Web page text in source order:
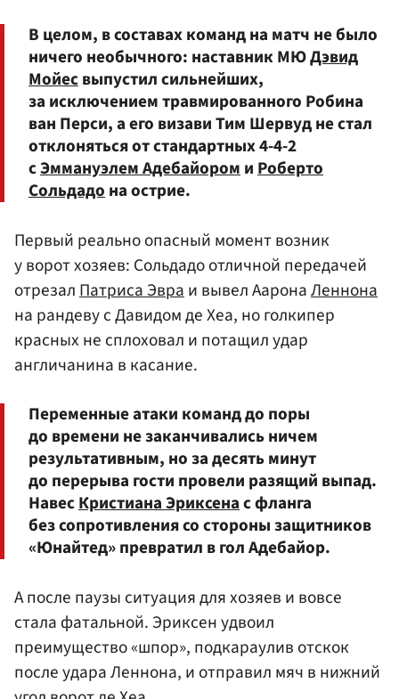
В целом, в составах команд на матч не было
ничего необычного: наставник МЮДэвид
Мойесвыпустил сильнейших,
за исключением травмированного Робина
ван Перси, а его визави Тим Шервуд не стал
отклоняться от стандартных 4-4-2
сЭммануэлем АдебайоромиРоберто
Сольдадона острие.
Первый реально опасный момент возник
у ворот хозяев: Сольдадо отличной передачей
отрезалПатриса Эвраи вывел АаронаЛеннона
на рандеву с Давидом де Хеа, но голкипер
красных не сплоховал и потащил удар
англичанина в касание.
Переменные атаки команд до поры
до времени не заканчивались ничем
результативным, но за десять минут
до перерыва гости провели разящий выпад.
НавесКристиана Эриксенас фланга
без сопротивления со стороны защитников
«Юнайтед» превратил в гол Адебайор.
А после паузы ситуация для хозяев и вовсе
стала фатальной. Эриксен удвоил
преимущество «шпор», подкараулив отскок
после удара Леннона, и отправил мяч в нижний